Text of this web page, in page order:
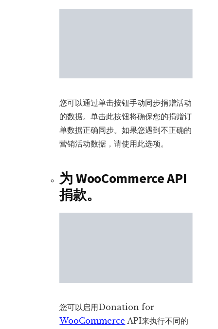
您可以通过单击按钮手动同步捐赠活动
的数据。单击此按钮将确保您的捐赠订
单数据正确同步。如果您遇到不正确的
营销活动数据，请使用此选项。
为 WooCommerce API
捐款。
您可以启用Donation for
WooCommerce API来执行不同的